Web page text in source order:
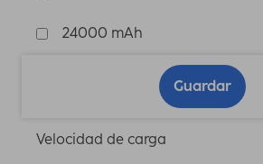
24000 mAh
Guardar
Velocidad de carga